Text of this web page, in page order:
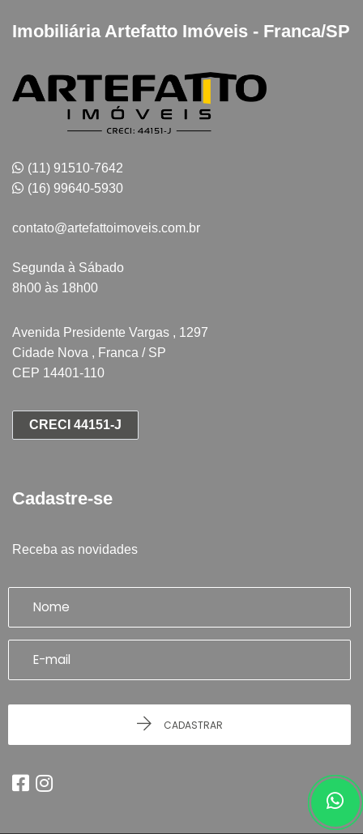
Imobiliária Artefatto Imóveis - Franca/SP
(11) 91510-7642
(16) 99640-5930
contato@artefattoimoveis.com.br
Segunda à Sábado
8h00 às 18h00
Avenida Presidente Vargas , 1297
Cidade Nova , Franca / SP
CEP 14401-110
CRECI 44151-J
Cadastre-se
Receba as novidades
CADASTRAR